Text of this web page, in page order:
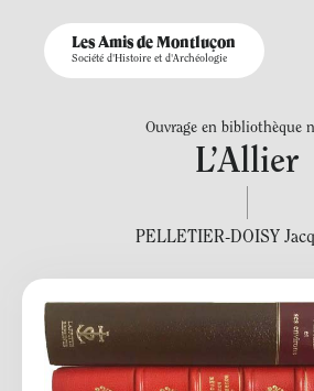
Les Amis de Montluçon
Société d'Histoire et d'Archéologie
Ouvrage en bibliothèque
L’Allier
PELLETIER-DOISY